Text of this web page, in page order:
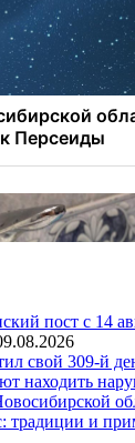
пост с 14
свой 309-й
находить
и